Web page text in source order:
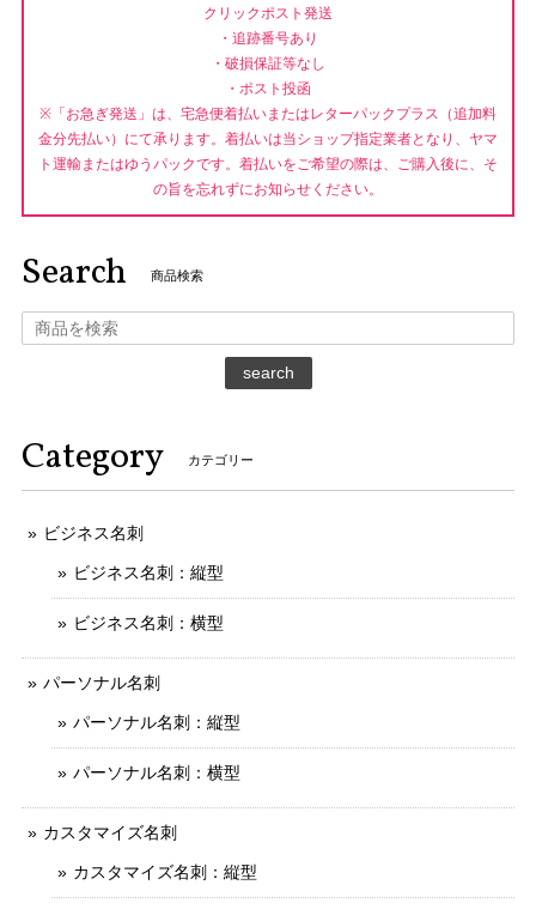
クリックポスト発送
・追跡番号あり
・破損保証等なし
・ポスト投函
※「お急ぎ発送」は、宅急便着払いまたはレターパックプラス（追加料
金分先払い）にて承ります。着払いは当ショップ指定業者となり、ヤマ
ト運輸またはゆうパックです。着払いをご希望の際は、ご購入後に、そ
の旨を忘れずにお知らせください。
Search 商品検索
search
Category カテゴリー
ビジネス名刺
ビジネス名刺：縦型
ビジネス名刺：横型
パーソナル名刺
パーソナル名刺：縦型
パーソナル名刺：横型
カスタマイズ名刺
カスタマイズ名刺：縦型